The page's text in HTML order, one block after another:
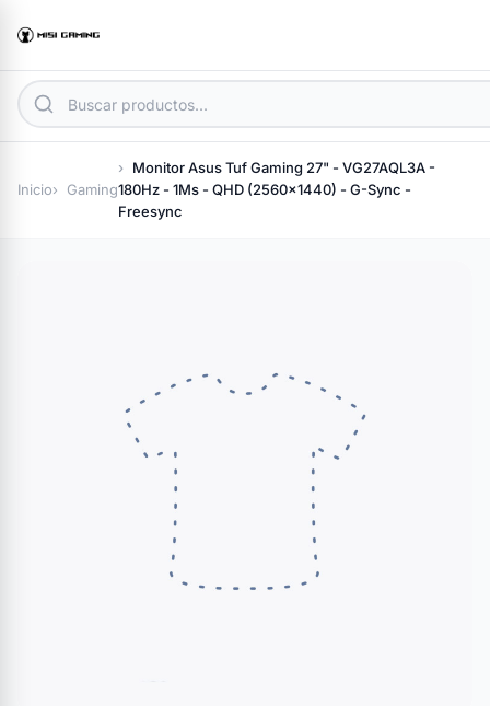
Inicio Gaming
Monitor Asus Tuf Gaming 27" - VG27AQL3A -
180Hz - 1Ms - QHD (2560x1440) - G-Sync -
Freesync